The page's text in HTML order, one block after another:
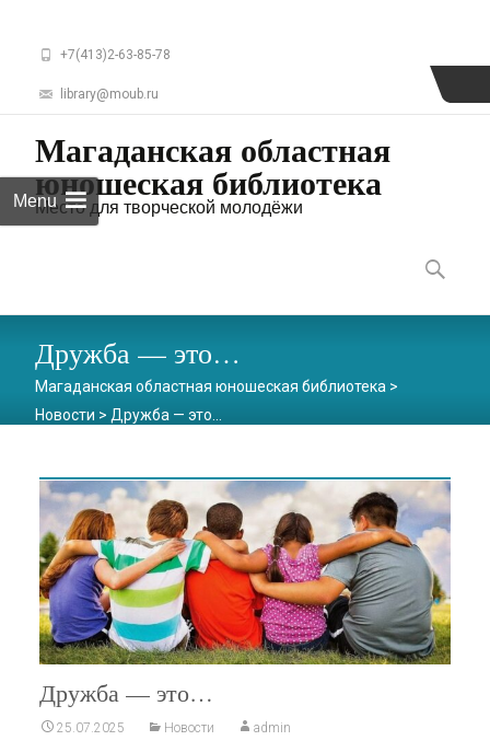
+7(413)2-63-85-78
library@moub.ru
Магаданская областная
юношеская библиотека
Место для творческой молодёжи
Menu
to
content
Найти:
Дружба — это…
Магаданская областная юношеская библиотека >
Новости > Дружба — это…
Дружба — это…
25.07.2025 Новости admin